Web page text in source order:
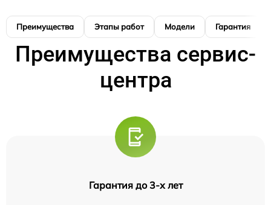
Преимущества Этапы работ Модели Гарантия
Преимущества сервис-
центра
Гарантия до 3-х лет